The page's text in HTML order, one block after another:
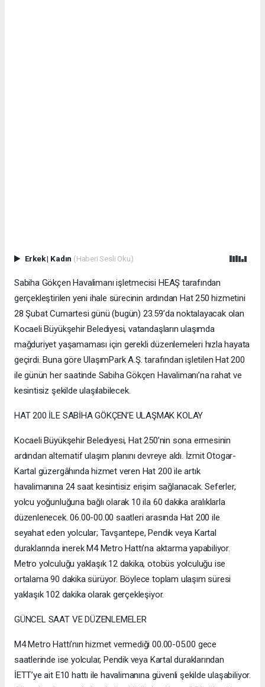
Erkek| Kadın (Haberi Sesli Oku)
Sabiha Gökçen Havalimanı işletmecisi HEAŞ tarafından
gerçekleştirilen yeni ihale sürecinin ardından Hat 250 hizmetini
28 Şubat Cumartesi günü (bugün) 23.59’da noktalayacak olan
Kocaeli Büyükşehir Belediyesi, vatandaşların ulaşımda
mağduriyet yaşamaması için gerekli düzenlemeleri hızla hayata
geçirdi. Buna göre UlaşımPark A.Ş. tarafından işletilen Hat 200
ile günün her saatinde Sabiha Gökçen Havalimanı’na rahat ve
kesintisiz şekilde ulaşılabilecek.
HAT 200 İLE SABİHA GÖKÇEN’E ULAŞMAK KOLAY
Kocaeli Büyükşehir Belediyesi, Hat 250’nin sona ermesinin
ardından alternatif ulaşım planını devreye aldı. İzmit Otogar-
Kartal güzergâhında hizmet veren Hat 200 ile artık
havalimanına 24 saat kesintisiz erişim sağlanacak. Seferler,
yolcu yoğunluğuna bağlı olarak 10 ila 60 dakika aralıklarla
düzenlenecek. 06.00-00.00 saatleri arasında Hat 200 ile
seyahat eden yolcular; Tavşantepe, Pendik veya Kartal
duraklarında inerek M4 Metro Hattı’na aktarma yapabiliyor.
Metro yolculuğu yaklaşık 12 dakika, otobüs yolculuğu ise
ortalama 90 dakika sürüyor. Böylece toplam ulaşım süresi
yaklaşık 102 dakika olarak gerçekleşiyor.
GÜNCEL SAAT VE DÜZENLEMELER
M4 Metro Hattı’nın hizmet vermediği 00.00-05.00 gece
saatlerinde ise yolcular, Pendik veya Kartal duraklarından
İETT’ye ait E10 hattı ile havalimanına güvenli şekilde ulaşabiliyor.